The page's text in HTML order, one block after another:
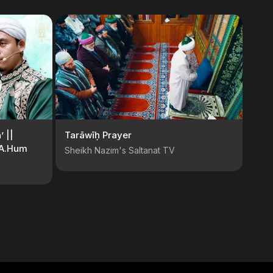
||
Tarāwīḥ Prayer
Sheikh Nazim's Saltanat TV